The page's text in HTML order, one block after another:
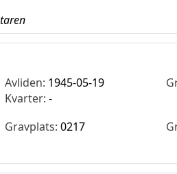
Avliden: 1945-05-19
Kvarter:-
Gravplats:0217